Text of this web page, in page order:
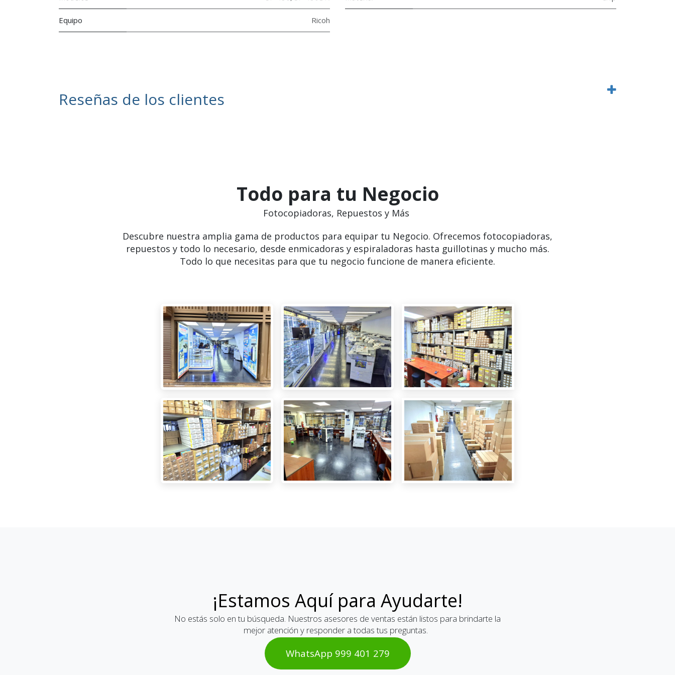
Equipo Ricoh
Reseñas de los clientes
Todo para tu Negocio
Fotocopiadoras, Repuestos y Más
Descubre nuestra amplia gama de productos para equipar tu Negocio. Ofrecemos fotocopiadoras,
repuestos y todo lo necesario, desde enmicadoras y espiraladoras hasta guillotinas y mucho más.
Todo lo que necesitas para que tu negocio funcione de manera eficiente.
¡Estamos Aquí para Ayudarte!
No estás solo en tu búsqueda. Nuestros asesores de ventas están listos para brindarte la
mejor atención y responder a todas tus preguntas.
WhatsAp​​​​p 999 401 2​​79